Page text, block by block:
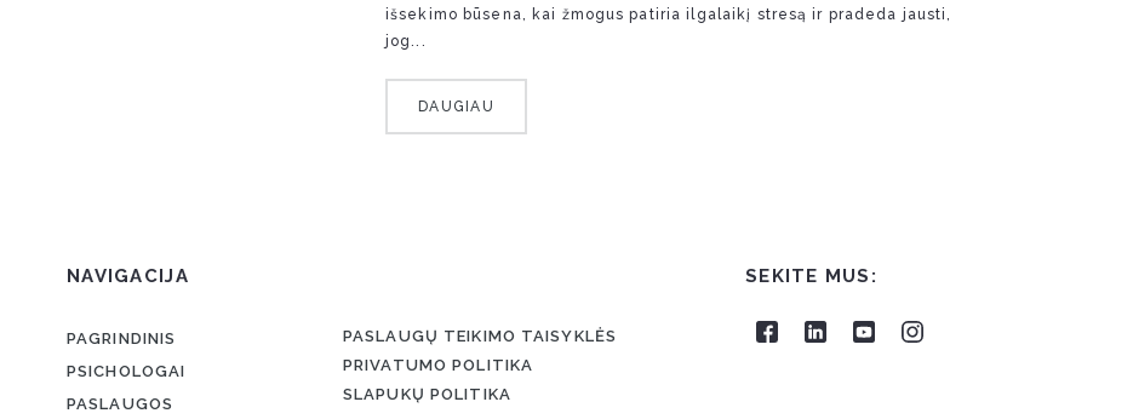
išsekimo būsena, kai žmogus patiria ilgalaikį stresą ir pradeda jausti,
jog...
DAUGIAU
NAVIGACIJA
PAGRINDINIS
PSICHOLOGAI
PASLAUGOS
PASLAUGŲ TEIKIMO TAISYKLĖS
PRIVATUMO POLITIKA
SLAPUKŲ POLITIKA
SEKITE MUS: